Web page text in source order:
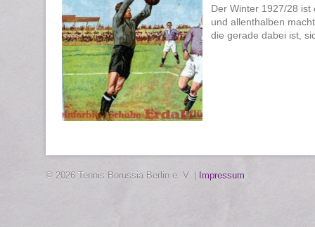
Der Winter 1927/28
und allenthalben
die gerade dabei ist,
© 2026 Tennis Borussia Berlin e. V. | Impressum